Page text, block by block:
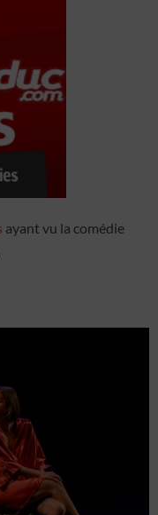
ayant vu la comédie